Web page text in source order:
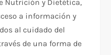
Nutrición y Dietética,
a información y
al cuidado del
de una forma de